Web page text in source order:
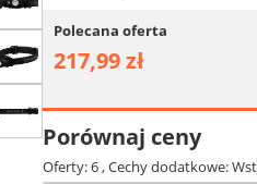
Polecana oferta
217,99 zł
Porównaj ceny
Oferty: 6, Cechy dodatkowe: